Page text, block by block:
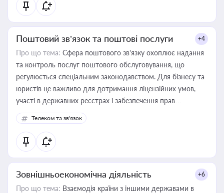
Поштовий зв’язок та поштові послуги +4
Про що тема: Сфера поштового зв’язку охоплює надання
та контроль послуг поштового обслуговування, що
регулюється спеціальним законодавством. Для бізнесу та
юристів це важливо для дотримання ліцензійних умов,
участі в державних реєстрах і забезпечення прав
споживачів.
Телеком та зв'язок
Зовнішньоекономічна діяльність +6
Про що тема: Взаємодія країни з іншими державами в